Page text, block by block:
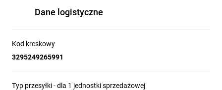
Dane logistyczne
Kod kreskowy
3295249265991
Typ przesyłki - dla 1 jednostki sprzedażowej